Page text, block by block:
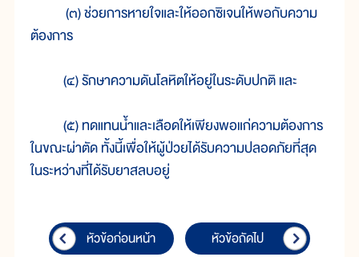
(๓) ช่วยการหายใจและให้ออกซิเจนให้พอกับความ
ต้องการ
(๔) รักษาความดันโลหิตให้อยู่ในระดับปกติ และ
(๕) ทดแทนน้ำและเลือดให้เพียงพอแก่ความต้องการ
ในขณะผ่าตัด ทั้งนี้เพื่อให้ผู้ป่วยได้รับความปลอดภัยที่สุด
ในระหว่างที่ได้รับยาสลบอยู่
หัวข้อก่อนหน้า หัวข้อถัดไป